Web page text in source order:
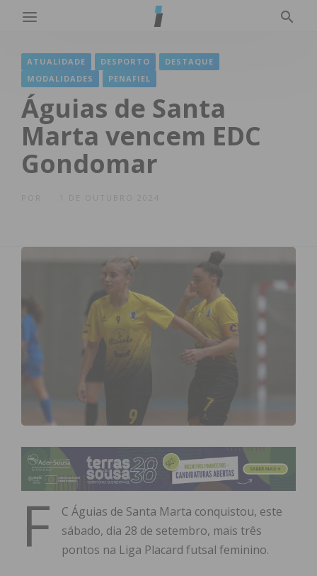
ATUALIDADE DESPORTO
DESTAQUE
MODALIDADES
PENAFIEL
Águias de Santa
Marta vencem EDC
Gondomar
1 DE OUTUBRO 2024
F
C Águias de Santa Marta conquistou, este
sábado, dia 28 de setembro, mais três
pontos na Liga Placard futsal feminino.